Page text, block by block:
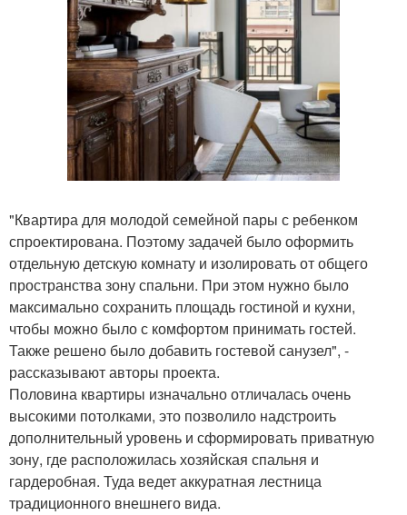
"Квартира для молодой семейной пары с ребенком
спроектирована. Поэтому задачей было оформить
отдельную детскую комнату и изолировать от общего
пространства зону спальни. При этом нужно было
максимально сохранить площадь гостиной и кухни,
чтобы можно было с комфортом принимать гостей.
Также решено было добавить гостевой санузел", -
рассказывают авторы проекта.
Половина квартиры изначально отличалась очень
высокими потолками, это позволило надстроить
дополнительный уровень и сформировать приватную
зону, где расположилась хозяйская спальня и
гардеробная. Туда ведет аккуратная лестница
традиционного внешнего вида.